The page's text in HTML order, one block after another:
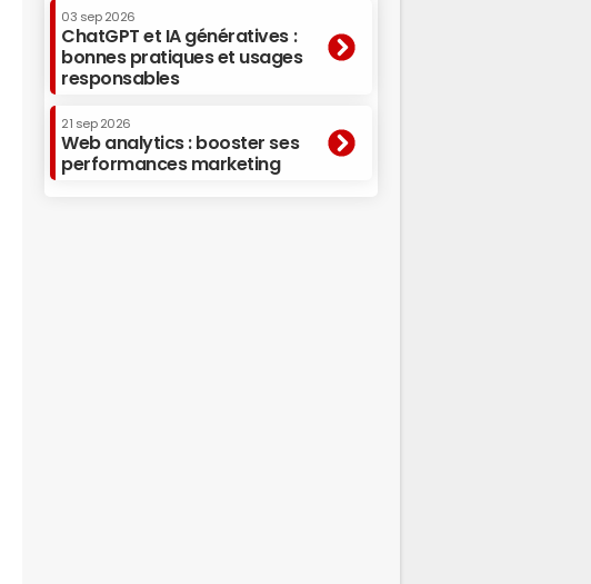
03 sep 2026
ChatGPT et IA génératives :
bonnes pratiques et usages
responsables
21 sep 2026
Web analytics : booster ses
performances marketing